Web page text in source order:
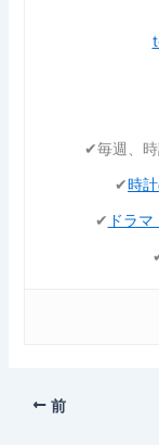
✔︎毎週、
✔︎時
✔︎ ドラ
前